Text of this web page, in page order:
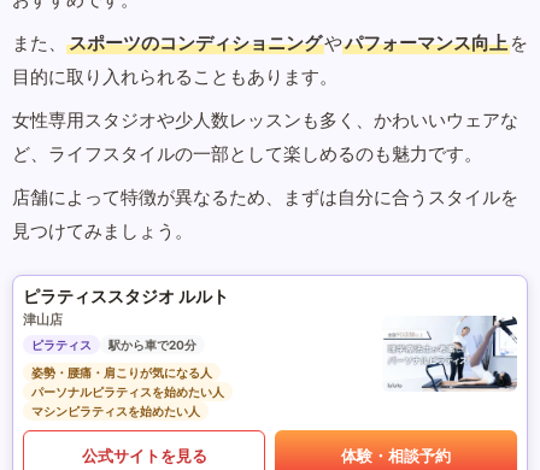
また、
スポーツのコンディショニングやパフォーマンス向上 を
目的に取り入れられることもあります。
女性専用スタジオや少人数レッスンも多く、かわいいウェアな
ど、ライフスタイルの一部として楽しめるのも魅力です。
店舗によって特徴が異なるため、まずは自分に合うスタイルを
見つけてみましょう。
ピラティススタジオ ルルト
津山店
ピラティス
駅から車で20分
姿勢・腰痛・肩こりが気になる人
パーソナルピラティスを始めたい人
マシンピラティスを始めたい人
公式サイトを見る 体験・相談予約